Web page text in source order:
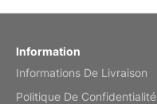
by charles
Information
Informations De Livraison
Politique De Confidentialité